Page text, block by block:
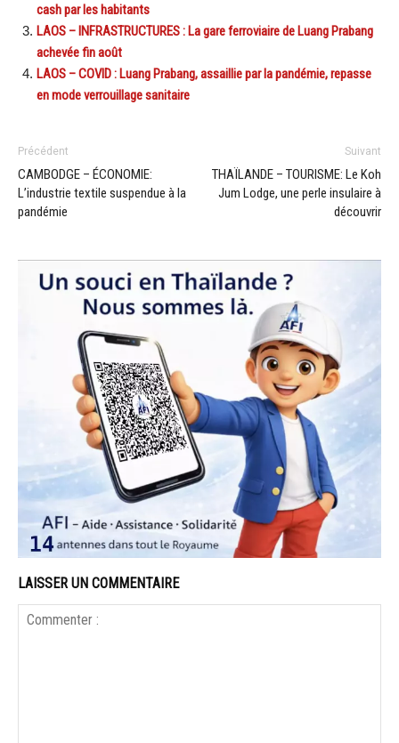
cash par les habitants
LAOS – INFRASTRUCTURES : La gare ferroviaire de Luang Prabang
achevée fin août
LAOS – COVID : Luang Prabang, assaillie par la pandémie, repasse
en mode verrouillage sanitaire
Précédent
CAMBODGE – ÉCONOMIE:
L’industrie textile suspendue à la
pandémie
Suivant
THAÏLANDE – TOURISME: Le Koh
Jum Lodge, une perle insulaire à
découvrir
LAISSER UN COMMENTAIRE